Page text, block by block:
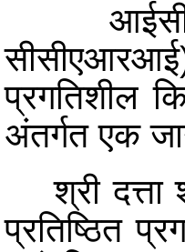
प्रगतिशील
अंतर्गत एक
श्री दत्ता
प्रतिष्ठित